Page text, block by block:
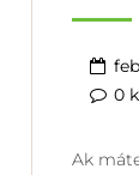
0
Ak